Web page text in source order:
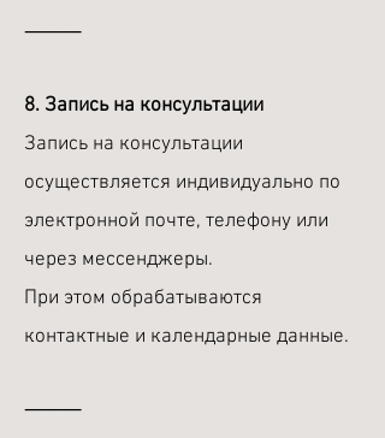
⸻
8. Запись на консультации
Запись на консультации
осуществляется индивидуально по
электронной почте, телефону или
через мессенджеры.
При этом обрабатываются
контактные и календарные данные.
⸻